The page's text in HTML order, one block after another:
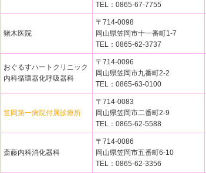
TEL：0865-67-7755
猪木医院
〒714-0098
岡山県笠岡市十一番町1-7
TEL：0865-62-3737
おぐるすハートクリニック
内科循環器化呼吸器科
〒714-0096
岡山県笠岡市九番町2-2
TEL：0865-63-0100
笠岡第一病院付属診療所
〒714-0083
岡山県笠岡市二番町2-9
TEL：0865-62-5588
斎藤内科消化器科
〒714-0086
岡山県笠岡市五番町6-10
TEL：0865-62-3356